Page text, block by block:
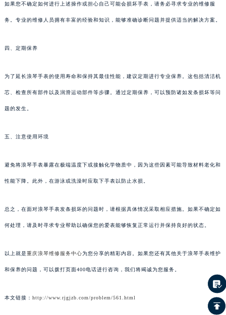
如果您不确定如何进行上述操作或担心自己可能会损坏手表，请务必寻求专业的维修服
务。专业的维修人员拥有丰富的经验和知识，能够准确诊断问题并提供适当的解决方案。
四、定期保养
为了延长浪琴手表的使用寿命和保持其最佳性能，建议定期进行专业保养。这包括清洁机
芯、检查所有部件以及润滑运动部件等步骤。通过定期保养，可以预防诸如发条损坏等问
题的发生。
五、注意使用环境
避免将浪琴手表暴露在极端温度下或接触化学物质中，因为这些因素可能导致材料老化和
性能下降。此外，在游泳或洗澡时应取下手表以防止水损。
总之，在面对浪琴手表发条损坏的问题时，请根据具体情况采取相应措施。如果不确定如
何处理，请及时寻求专业帮助以确保您的爱表能够恢复正常运行并保持良好的状态。
以上就是重庆浪琴维修服务中心为您分享的精彩内容。如果您还有其他关于浪琴手表维护
和保养的问题，可以拨打页面400电话进行咨询，我们将竭诚为您服务。
本文链接： http://www.rjgjzb.com/problem/561.html